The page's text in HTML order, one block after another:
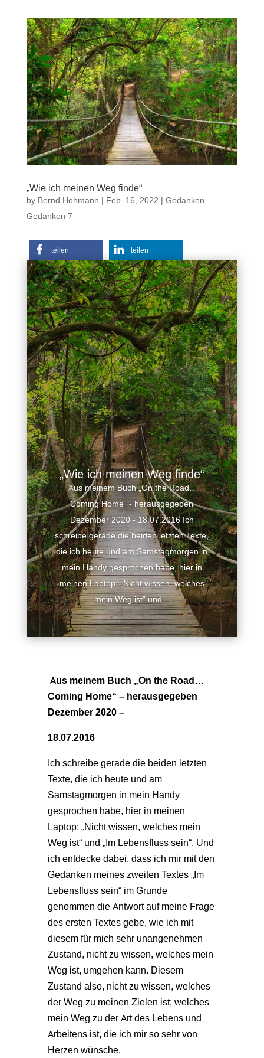
„Wie ich meinen Weg finde“
by Bernd Hohmann | Feb. 16, 2022 | Gedanken,
Gedanken 7
teilen teilen
teilen E-Mail
„Wie ich meinen Weg finde“
Aus meinem Buch „On the Road…
Coming Home“ - herausgegeben
Dezember 2020 - 18.07.2016 Ich
schreibe gerade die beiden letzten Texte,
die ich heute und am Samstagmorgen in
mein Handy gesprochen habe, hier in
meinen Laptop: „Nicht wissen, welches
mein Weg ist“ und...
Aus meinem Buch „On the Road…
Coming Home“ – herausgegeben
Dezember 2020 –
18.07.2016
Ich schreibe gerade die beiden letzten
Texte, die ich heute und am
Samstagmorgen in mein Handy
gesprochen habe, hier in meinen
Laptop: „Nicht wissen, welches mein
Weg ist“ und „Im Lebensfluss sein“. Und
ich entdecke dabei, dass ich mir mit den
Gedanken meines zweiten Textes „Im
Lebensfluss sein“ im Grunde
genommen die Antwort auf meine Frage
des ersten Textes gebe, wie ich mit
diesem für mich sehr unangenehmen
Zustand, nicht zu wissen, welches mein
Weg ist, umgehen kann. Diesem
Zustand also, nicht zu wissen, welches
der Weg zu meinen Zielen ist; welches
mein Weg zu der Art des Lebens und
Arbeitens ist, die ich mir so sehr von
Herzen wünsche.